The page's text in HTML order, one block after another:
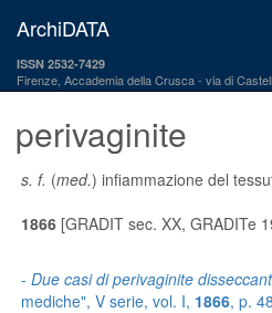
ArchiDATA
ISSN 2532-7429
Firenze, Accademia della Crusca via di
perivaginite
s. f. (med.) infiammazione del
1866[GRADIT sec. XX, GRADITe
- Due casi di perivaginite
mediche", V serie, vol. I, 1866, p.